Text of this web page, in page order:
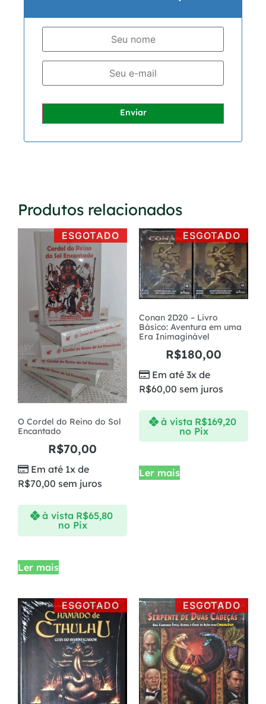
Enviar
Produtos relacionados
ESGOTADO
O Cordel do Reino do Sol
Encantado
R$70,00
Em até 1x de
R$70,00 sem juros
à vista R$65,80
no Pix
Ler mais
ESGOTADO
Conan 2D20 – Livro
Básico: Aventura em uma
Era Inimaginável
R$180,00
Em até 3x de
R$60,00 sem juros
à vista R$169,20
no Pix
Ler mais
ESGOTADO ESGOTADO